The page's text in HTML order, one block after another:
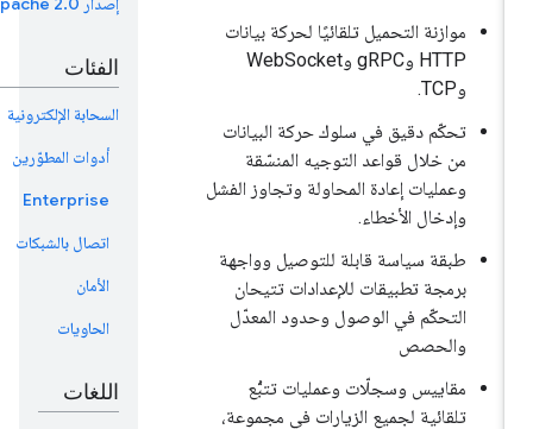
موازنة التحميل تلقائيًا لحركة بيانات
HTTP وgRPC وWebSocket
تحكّم دقيق في سلوك حركة البيانات
من خلال قواعد التوجيه المنسّقة
وعمليات إعادة المحاولة وتجاوز الفشل
وإدخال الأخطاء.
طبقة سياسة قابلة للتوصيل وواجهة
برمجة تطبيقات للإعدادات تتيحان
التحكّم في الوصول وحدود المعدّل
والحصص
مقاييس وسجلّات وعمليات تتبُّع
تلقائية لجميع الزيارات في مجموعة،
الفئات
السحابة الإلكترونية
أدوات المطوّرين
Enterprise
اتصال بالشبكات
الأمان
الحاويات
اللغات